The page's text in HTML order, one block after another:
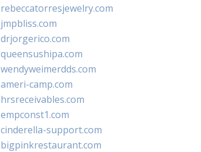
rebeccatorresjewelry.com
jmpbliss.com
drjorgerico.com
queensushipa.com
wendyweimerdds.com
ameri-camp.com
hrsreceivables.com
empconst1.com
cinderella-support.com
bigpinkrestaurant.com